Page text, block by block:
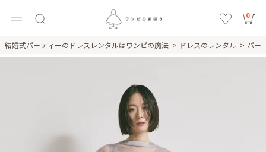
0
結婚式パーティーのドレスレンタルはワンピの魔法 ドレスのレンタル パー